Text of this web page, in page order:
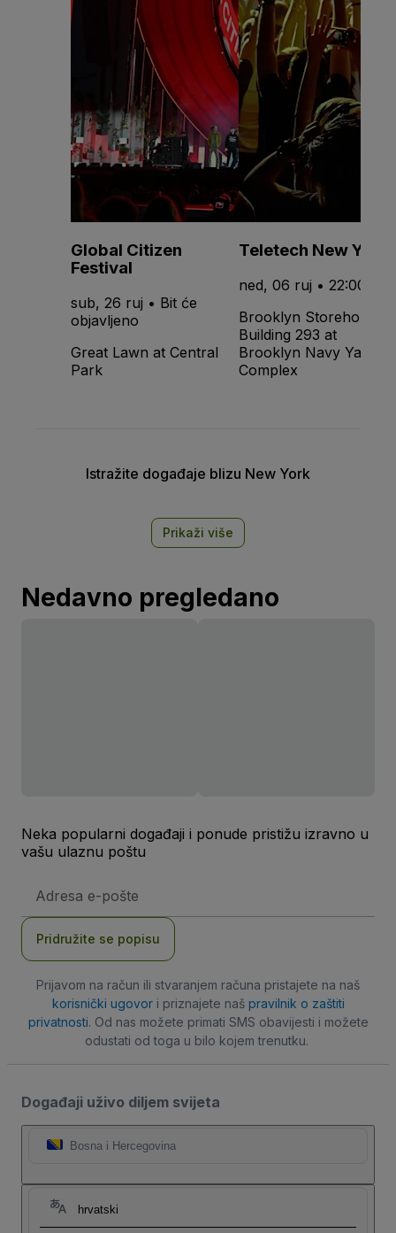
Global Citizen
Festival
sub, 26 ruj • Bit će
objavljeno
Great Lawn at Central
Park
Teletech New York
ned, 06 ruj • 22:00
Brooklyn Storehouse
Building 293 at
Brooklyn Navy Yard -
Complex
Istražite događaje blizu New York
Prikaži više
Nedavno pregledano
Neka popularni događaji i ponude pristižu izravno u
vašu ulaznu poštu
mail
Pridružite se popisu
Prijavom na račun ili stvaranjem računa pristajete na naš
korisnički ugovori priznajete naš pravilnik o zaštiti
privatnosti. Od nas možete primati SMS obavijesti i možete
odustati od toga u bilo kojem trenutku.
Događaji uživo diljem svijeta
Bosna i Hercegovina
hrvatski